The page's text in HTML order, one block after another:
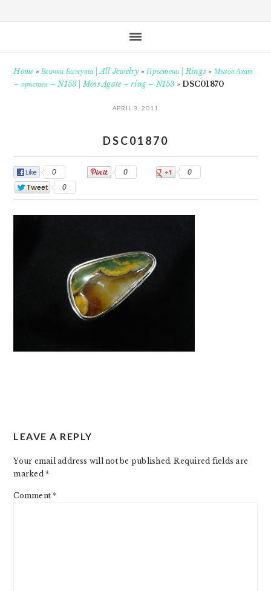
Home»Всички Бижута | All Jewelry »Пръстени | Rings » Мъхов Ахат
– пръстен – N153 | Moss Agate – ring – N153 »DSC01870
APRIL 3, 2011
DSC01870
0 0
0
0
INTERACTIONS
LEAVE A REPLY
Your email address will not be published. Required fields are
marked*
Comment*